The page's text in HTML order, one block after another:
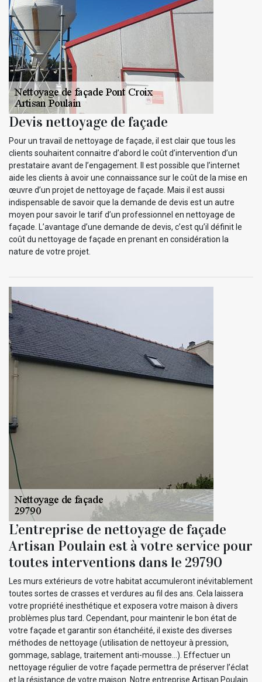
Devis nettoyage de façade
Pour un travail de nettoyage de façade, il est clair que tous les
clients souhaitent connaitre d’abord le coût d’intervention d’un
prestataire avant de l’engagement. Il est possible que l’internet
aide les clients à avoir une connaissance sur le coût de la mise en
œuvre d’un projet de nettoyage de façade. Mais il est aussi
indispensable de savoir que la demande de devis est un autre
moyen pour savoir le tarif d’un professionnel en nettoyage de
façade. L’avantage d’une demande de devis, c’est qu’il définit le
coût du nettoyage de façade en prenant en considération la
nature de votre projet.
L’entreprise de nettoyage de façade
Artisan Poulain est à votre service pour
toutes interventions dans le 29790
Les murs extérieurs de votre habitat accumuleront inévitablement
toutes sortes de crasses et verdures au fil des ans. Cela laissera
votre propriété inesthétique et exposera votre maison à divers
problèmes plus tard. Cependant, pour maintenir le bon état de
votre façade et garantir son étanchéité, il existe des diverses
méthodes de nettoyage (utilisation de nettoyeur à pression,
gommage, sablage, traitement anti-mousse…). Effectuer un
nettoyage régulier de votre façade permettra de préserver l’éclat
et la résistance de votre maison. Notre entreprise Artisan Poulain